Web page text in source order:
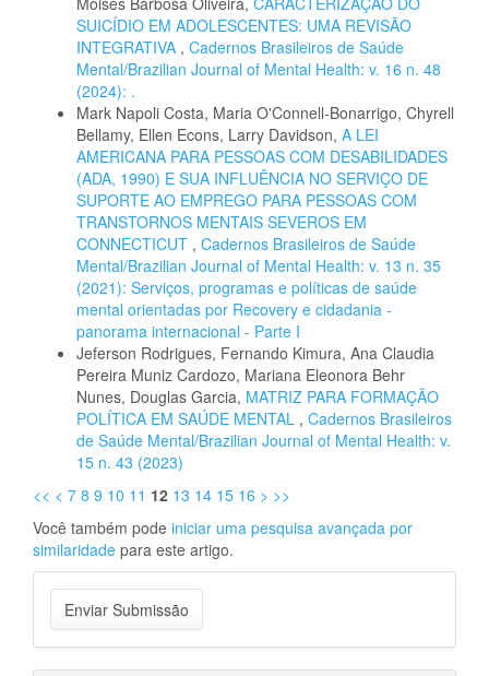
SUICÍDIO EM ADOLESCENTES: UMA REVISÃO
INTEGRATIVA , Cadernos Brasileiros de Saúde
Mental/Brazilian Journal of Mental Health: v. 16 n. 48
(2024): .
Mark Napoli Costa, Maria O'Connell-Bonarrigo, Chyrell
Bellamy, Ellen Econs, Larry Davidson, A LEI
AMERICANA PARA PESSOAS COM DESABILIDADES
(ADA, 1990) E SUA INFLUÊNCIA NO SERVIÇO DE
SUPORTE AO EMPREGO PARA PESSOAS COM
TRANSTORNOS MENTAIS SEVEROS EM
CONNECTICUT , Cadernos Brasileiros de Saúde
Mental/Brazilian Journal of Mental Health: v. 13 n. 35
(2021): Serviços, programas e políticas de saúde
mental orientadas por Recovery e cidadania -
panorama internacional - Parte I
Jeferson Rodrigues, Fernando Kimura, Ana Claudia
Pereira Muniz Cardozo, Mariana Eleonora Behr
Nunes, Douglas Garcia, MATRIZ PARA FORMAÇÃO
POLÍTICA EM SAÚDE MENTAL , Cadernos Brasileiros
de Saúde Mental/Brazilian Journal of Mental Health: v.
15 n. 43 (2023)
<< < 7 8 9 10 11 12 13 14 15 16 > >>
Você também pode iniciar uma pesquisa avançada por
similaridade para este artigo.
Enviar
Submissão
Enviar Submissão